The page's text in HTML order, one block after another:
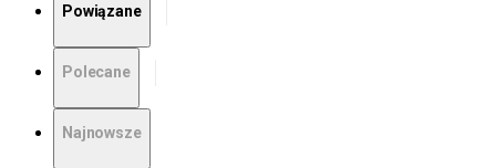
Powiązane
Polecane
Najnowsze